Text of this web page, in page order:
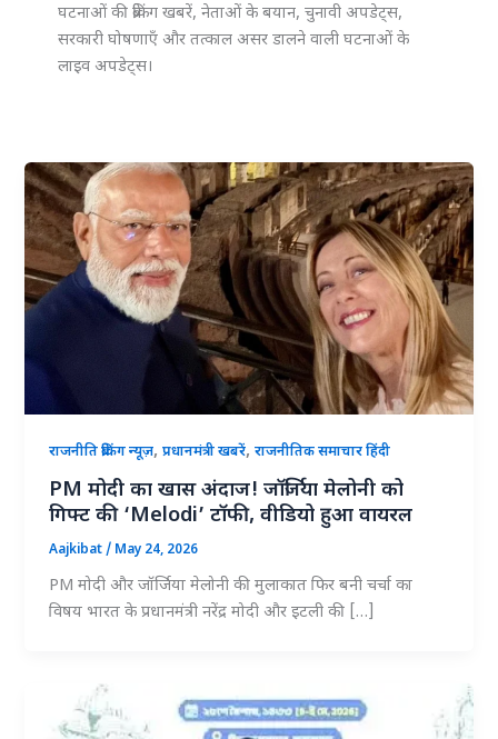
घटनाओं की ब्रेकिंग खबरें, नेताओं के बयान, चुनावी अपडेट्स,
सरकारी घोषणाएँ और तत्काल असर डालने वाली घटनाओं के
लाइव अपडेट्स।
राजनीति ब्रेकिंग न्यूज़,प्रधानमंत्री खबरें,राजनीतिक समाचार हिंदी
PM मोदी का खास अंदाज! जॉर्जिया मेलोनी को
गिफ्ट की ‘Melodi’ टॉफी, वीडियो हुआ वायरल
Aajkibat/ May 24, 2026
PM मोदी और जॉर्जिया मेलोनी की मुलाकात फिर बनी चर्चा का
विषय भारत के प्रधानमंत्री नरेंद्र मोदी और इटली की […]